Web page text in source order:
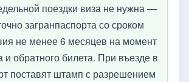
поездки виза не нужна —
загранпаспорта со сроком
не менее 6 месяцев на момент
и обратного билета. При въезде в
поставят штамп с разрешением